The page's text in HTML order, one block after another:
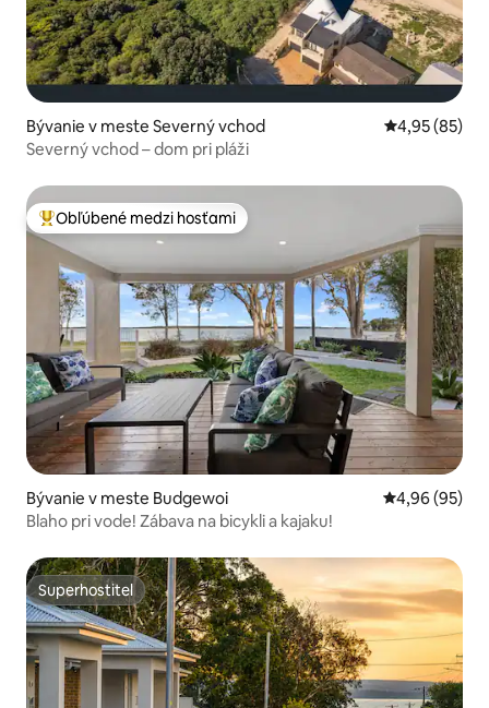
Bývanie v meste Severný vchod Priemerné
4,95 (85)
Severný vchod – dom pri pláži
Najobľúbenejšie medzi hosťami
Obľúbené medzi hosťami
Bývanie v meste Budgewoi Priemerné
4,96 (95)
Blaho pri vode! Zábava na bicykli a kajaku!
Superhostiteľ
Superhostiteľ